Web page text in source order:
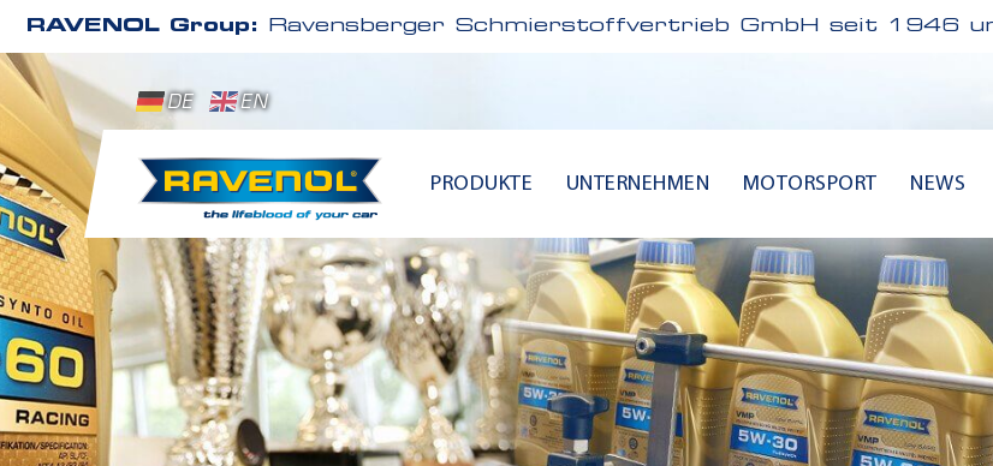
RAVENOL Group: Ravensberger Schmierstoffvertrieb GmbH seit 1946
DE EN
PRODUKTE UNTERNEHMEN MOTORSPORT NEWS